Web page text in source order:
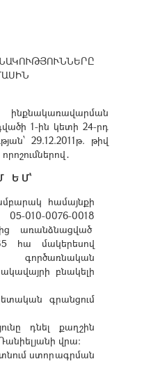
ինքնակառավարման
1-ին կետի 24-րդ
29.12.2011թ. թիվ
Ե Մ՝
համայնքի
010-0076-0018
առանձնացված
հա մակերեսով
բնակելի
գրանցում
դնել քաղշին
վրա:
ստորագրման